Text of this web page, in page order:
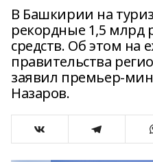
В Башкирии на
рекордные 1,5 млрд
средств. Об этом на
правительства
заявил премьер-
Назаров.